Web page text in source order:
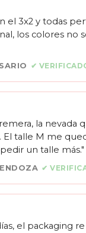
el 3x2 y todas
los colores no
✔
la nevada
El talle M me
un talle más."
✔
el packaging re